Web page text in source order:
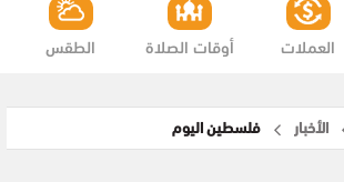
الطقس أوقات الصلاة العملات
الأخبار فلسطين اليوم